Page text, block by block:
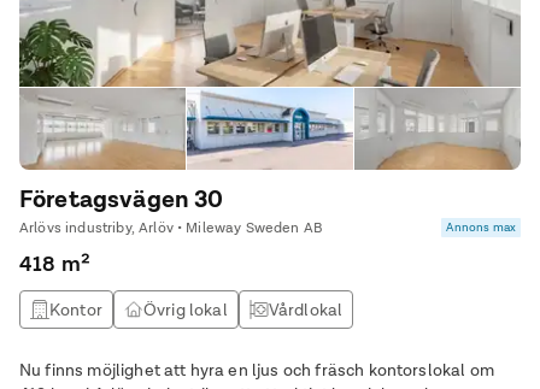
Företagsvägen 30
Arlövs industriby, Arlöv • Mileway Sweden AB Annons max
418 m²
Kontor Övrig lokal Vårdlokal
Nu finns möjlighet att hyra en ljus och fräsch kontorslokal om